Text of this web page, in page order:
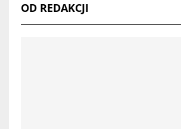
OD REDAKCJI